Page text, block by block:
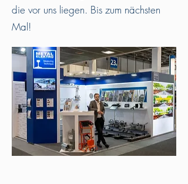
die vor uns liegen. Bis zum nächsten
Mal!